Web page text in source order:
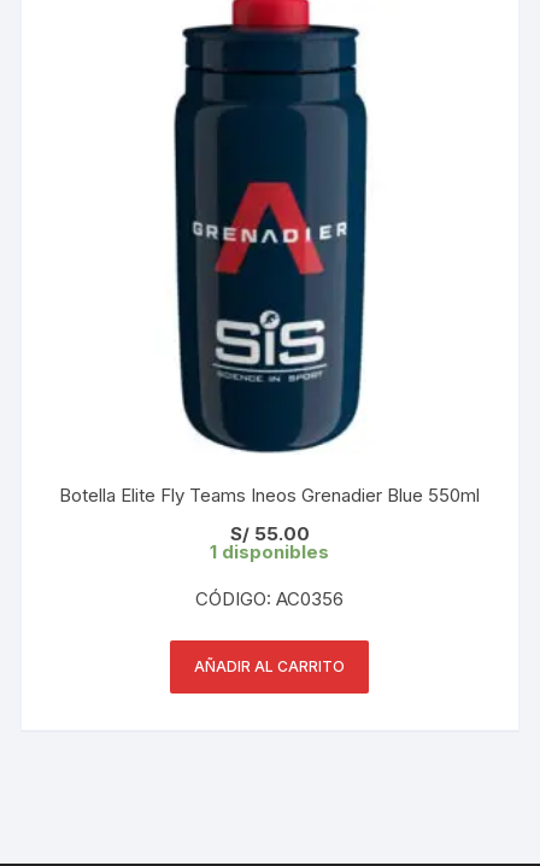
Botella Elite Fly Teams Ineos Grenadier Blue 550ml
S/55.00
1 disponibles
CÓDIGO: AC0356
AÑADIR AL CARRITO